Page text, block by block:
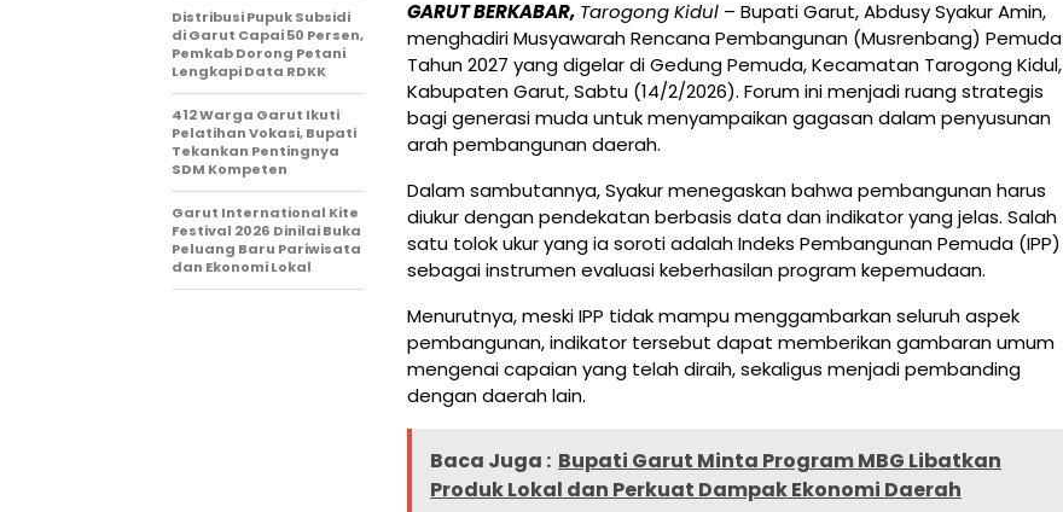
GARUT BERKABAR, Tarogong Kidul – Bupati Garut, Abdusy Syakur Amin,
menghadiri Musyawarah Rencana Pembangunan (Musrenbang) Pemuda
Tahun 2027 yang digelar di Gedung Pemuda, Kecamatan Tarogong Kidul,
Kabupaten Garut, Sabtu (14/2/2026). Forum ini menjadi ruang strategis
bagi generasi muda untuk menyampaikan gagasan dalam penyusunan
arah pembangunan daerah.
Dalam sambutannya, Syakur menegaskan bahwa pembangunan harus
diukur dengan pendekatan berbasis data dan indikator yang jelas. Salah
satu tolok ukur yang ia soroti adalah Indeks Pembangunan Pemuda (IPP)
sebagai instrumen evaluasi keberhasilan program kepemudaan.
Menurutnya, meski IPP tidak mampu menggambarkan seluruh aspek
pembangunan, indikator tersebut dapat memberikan gambaran umum
mengenai capaian yang telah diraih, sekaligus menjadi pembanding
dengan daerah lain.
Baca Juga : Bupati Garut Minta Program MBG Libatkan
Produk Lokal dan Perkuat Dampak Ekonomi Daerah
Distribusi Pupuk Subsidi
di Garut Capai 50 Persen,
Pemkab Dorong Petani
Lengkapi Data RDKK
412 Warga Garut Ikuti
Pelatihan Vokasi, Bupati
Tekankan Pentingnya
SDM Kompeten
Garut International Kite
Festival 2026 Dinilai Buka
Peluang Baru Pariwisata
dan Ekonomi Lokal